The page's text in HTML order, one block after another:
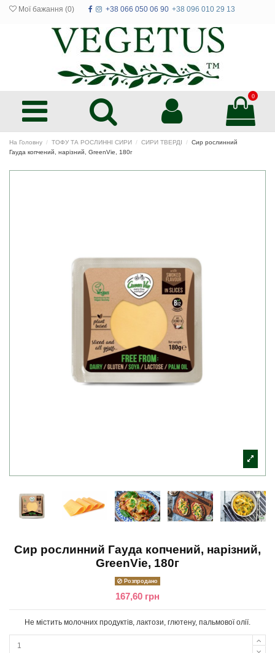
Мої бажання (0) +38 066 050 06 90 +38 096 010 29 13
0
На Головну ТОФУ ТА РОСЛИННІ СИРИ СИРИ ТВЕРДІ
Сир рослинний
Гауда копчений, нарізний, GreenVie, 180г
Сир рослинний Гауда копчений, нарізний,
GreenVie, 180г
Розпродано
167,60 грн
Не містить молочних продуктів, лактози, глютену, пальмової олії.